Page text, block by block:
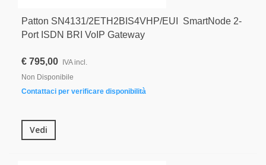
Patton SN4131/2ETH2BIS4VHP/EUI SmartNode 2-
Port ISDN BRI VoIP Gateway
€ 795,00
IVA incl.
Non Disponibile
Contattaci per verificare disponibilità
Vedi